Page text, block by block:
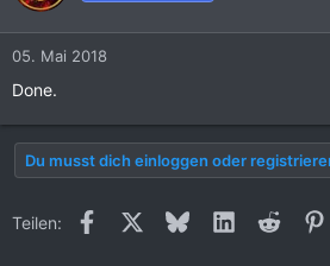
n
n
05. Mai 2018
Done.
Du musst dich einloggen oder
Teilen: FacebookX (Twitter)
BlueskyLinkedInReddit